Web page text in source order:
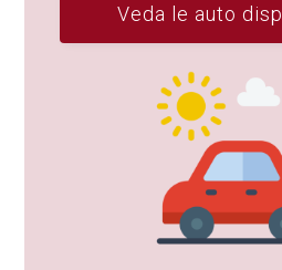
Veda le auto